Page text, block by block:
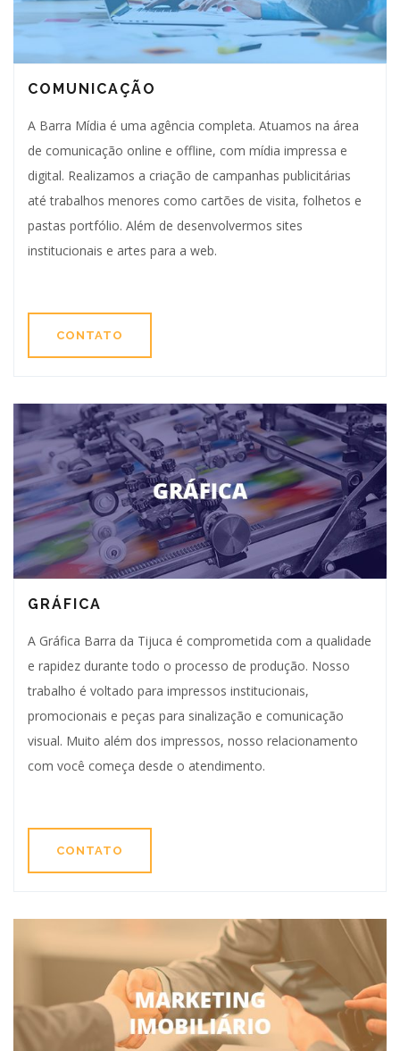
COMUNICAÇÃO
A Barra Mídia é uma agência completa. Atuamos na área
de comunicação online e offline, com mídia impressa e
digital. Realizamos a criação de campanhas publicitárias
até trabalhos menores como cartões de visita, folhetos e
pastas portfólio. Além de desenvolvermos sites
institucionais e artes para a web.
CONTATO
GRÁFICA
A Gráfica Barra da Tijuca é comprometida com a qualidade
e rapidez durante todo o processo de produção. Nosso
trabalho é voltado para impressos institucionais,
promocionais e peças para sinalização e comunicação
visual. Muito além dos impressos, nosso relacionamento
com você começa desde o atendimento.
CONTATO